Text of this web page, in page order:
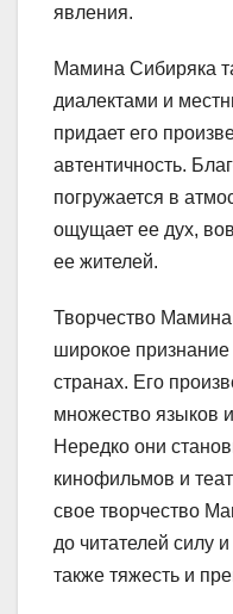
явления.
Мамина Сибиряка
диалектами и
придает его
автентичность.
погружается в
ощущает ее дух,
ее жителей.
Творчество
широкое признание
странах. Его
множество языков
Нередко они
кинофильмов и
свое творчество
до читателей силу
также тяжесть и